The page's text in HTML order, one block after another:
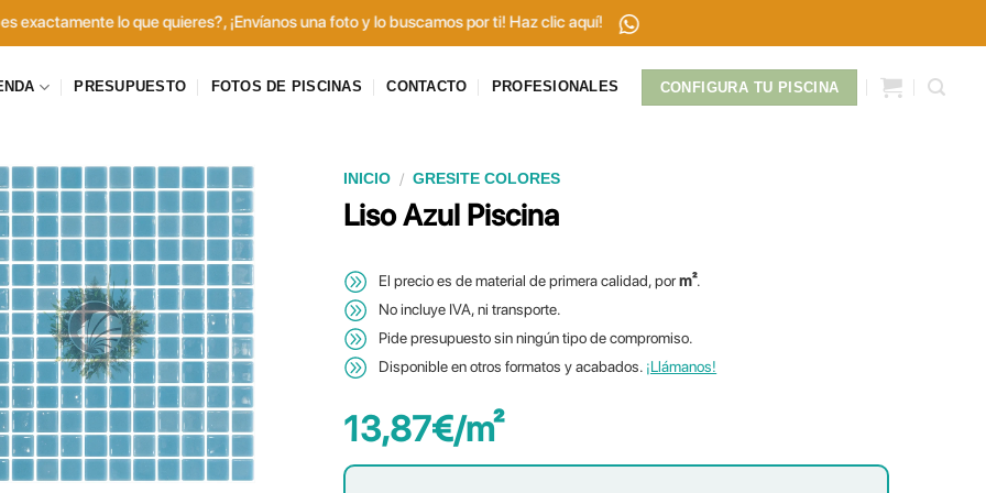
lo que quieres?, ¡Envíanos una foto y lo buscamos por ti! Haz clic aquí!
PRESUPUESTO FOTOS DE PISCINAS CONTACTO PROFESIONALES CONFIGURA TU PISCINA
INICIO / GRESITE COLORES
Liso Azul Piscina
El precio es de material de primera calidad, porm².
No incluye IVA, ni transporte.
Pide presupuesto sin ningún tipo de compromiso.
Disponible en otros formatos y acabados. ¡Llámanos!
13,87€/m²